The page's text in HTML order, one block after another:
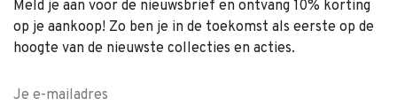
Meld je aan voor de nieuwsbrief en ontvang 10% korting
op je aankoop! Zo ben je in de toekomst als eerste op de
hoogte van de nieuwste collecties en acties.